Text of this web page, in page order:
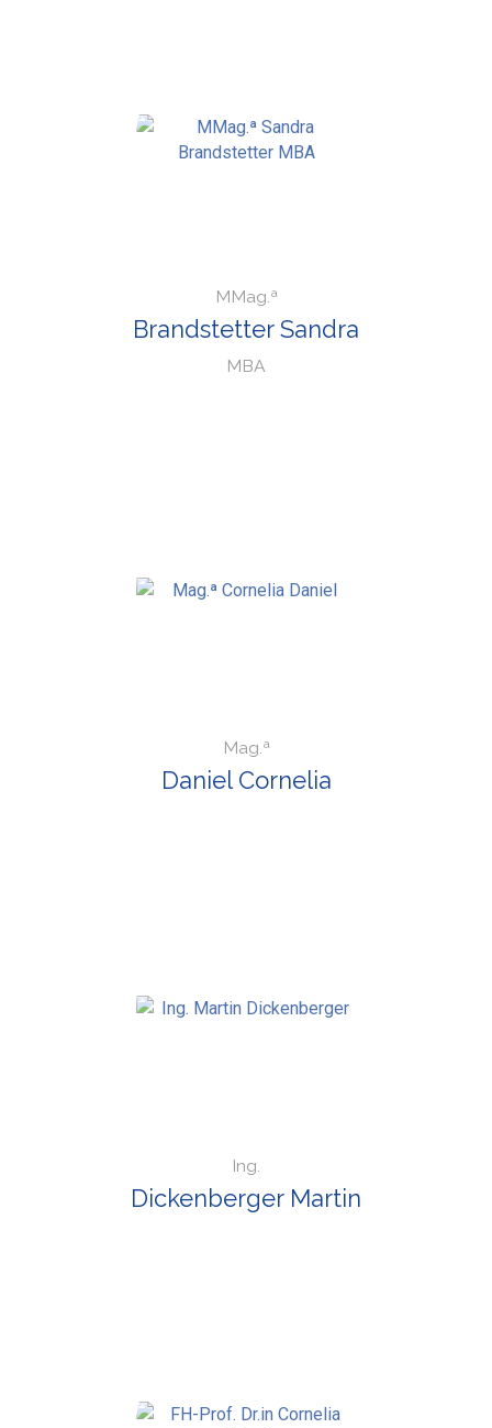
MMag.ª
Brandstetter Sandra
MBA
Mag.ª
Daniel Cornelia
Ing.
Dickenberger Martin